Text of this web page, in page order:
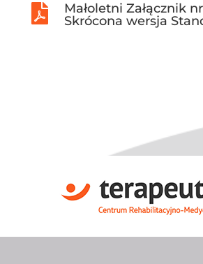

Małoletni Załącznik
Skrócona wersja